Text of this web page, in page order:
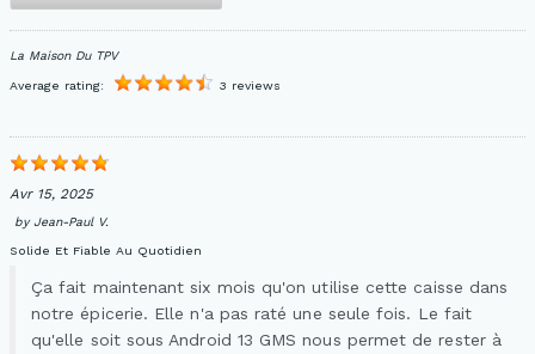
La Maison Du TPV
Average rating:
3 reviews
Avr 15, 2025
byJean-Paul V.
Solide Et Fiable Au Quotidien
Ça fait maintenant six mois qu'on utilise cette caisse dans
notre épicerie. Elle n'a pas raté une seule fois. Le fait
qu'elle soit sous Android 13 GMS nous permet de rester à